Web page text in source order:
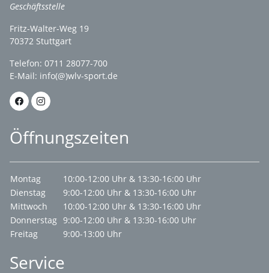
Geschäftsstelle
Fritz-Walter-Weg 19
70372 Stuttgart
Telefon: 0711 28077-700
E-Mail: info(@)wlv-sport.de
Öffnungszeiten
Montag
10:00-12:00 Uhr & 13:30-16:00 Uhr
Dienstag
9:00-12:00 Uhr & 13:30-16:00 Uhr
Mittwoch
10:00-12:00 Uhr & 13:30-16:00 Uhr
Donnerstag 9:00-12:00 Uhr & 13:30-16:00 Uhr
Freitag
9:00-13:00 Uhr
Service